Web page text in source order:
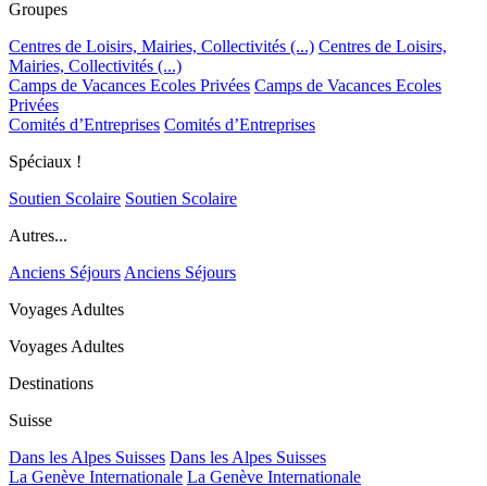
Groupes
Centres de Loisirs, Mairies, Collectivités (...) Centres de Loisirs,
Mairies, Collectivités (...)
Camps de Vacances Ecoles Privées Camps de Vacances Ecoles
Privées
Comités d’Entreprises Comités d’Entreprises
Spéciaux !
Soutien Scolaire Soutien Scolaire
Autres...
Anciens Séjours Anciens Séjours
Voyages Adultes
Voyages Adultes
Destinations
Suisse
Dans les Alpes Suisses Dans les Alpes Suisses
La Genève Internationale La Genève Internationale